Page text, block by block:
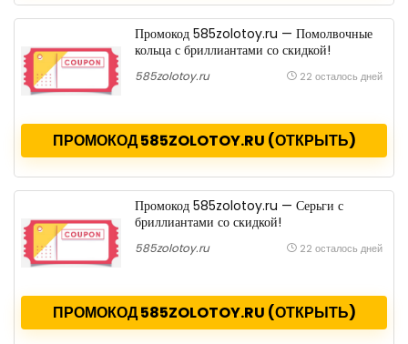
Промокод 585zolotoy.ru — Помолвочные
кольца с бриллиантами со скидкой!
585zolotoy.ru 22 осталось дней
ПРОМОКОД 585ZOLOTOY.RU (ОТКРЫТЬ)
Промокод 585zolotoy.ru — Серьги с
бриллиантами со скидкой!
585zolotoy.ru 22 осталось дней
ПРОМОКОД 585ZOLOTOY.RU (ОТКРЫТЬ)